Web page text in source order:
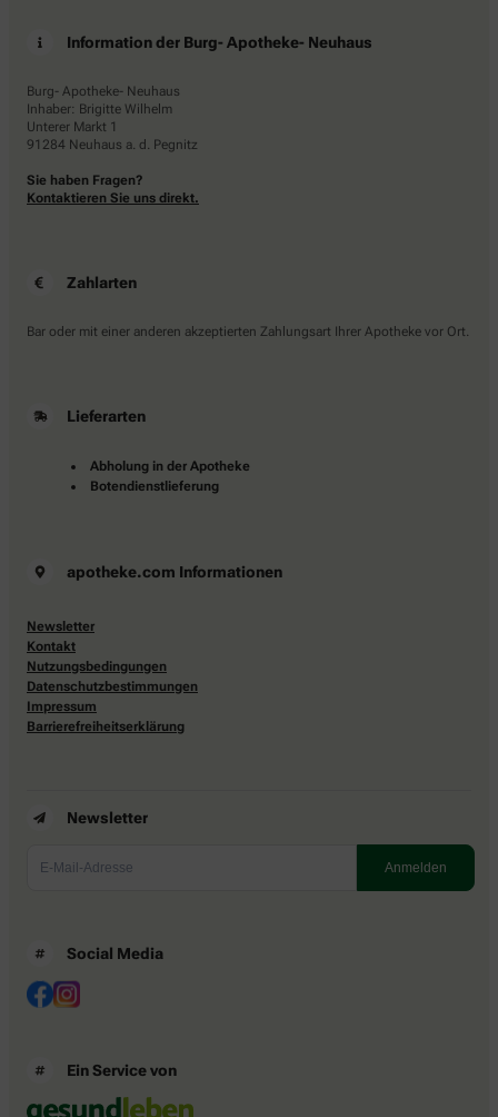
Information der Burg- Apotheke- Neuhaus
Burg- Apotheke- Neuhaus
Inhaber: Brigitte Wilhelm
Unterer Markt 1
91284 Neuhaus a. d. Pegnitz
Sie haben Fragen?
Kontaktieren Sie uns direkt.
Zahlarten
Bar oder mit einer anderen akzeptierten Zahlungsart Ihrer Apotheke vor Ort.
Lieferarten
Abholung in der Apotheke
Botendienstlieferung
apotheke.com Informationen
Newsletter
Kontakt
Nutzungsbedingungen
Datenschutzbestimmungen
Impressum
Barrierefreiheitserklärung
Newsletter
Social Media
Ein Service von